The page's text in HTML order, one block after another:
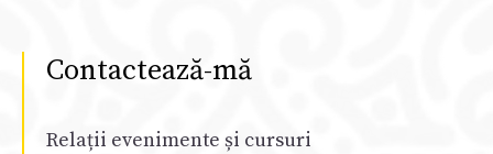
Contactează-mă
Relații evenimente și cursuri